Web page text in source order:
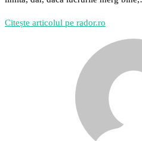
Citește articolul pe rador.ro